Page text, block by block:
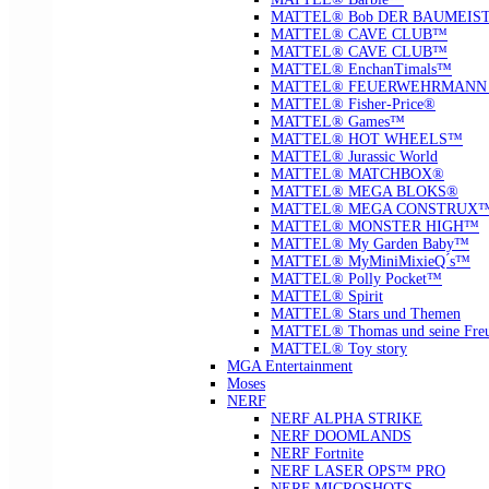
MATTEL® Bob DER
MATTEL® CAVE CLUB™
MATTEL® CAVE CLUB™
MATTEL® EnchanTimals™
MATTEL®
MATTEL® Fisher-Price®
MATTEL® Games™
MATTEL® HOT WHEELS™
MATTEL® Jurassic World
MATTEL® MATCHBOX®
MATTEL® MEGA BLOKS®
MATTEL® MEGA
MATTEL® MONSTER HIGH™
MATTEL® My Garden Baby™
MATTEL® MyMiniMixieQ ́s™
MATTEL® Polly Pocket™
MATTEL® Spirit
MATTEL® Stars und Themen
MATTEL® Thomas und seine
MATTEL® Toy story
MGA Entertainment
Moses
NERF
NERF ALPHA STRIKE
NERF DOOMLANDS
NERF Fortnite
NERF LASER OPS™ PRO